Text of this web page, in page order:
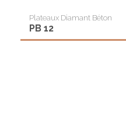
Plateaux Diamant Béton
PB 12